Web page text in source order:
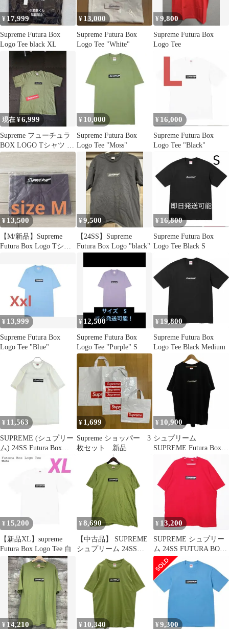
¥ 17,999
Supreme Futura Box
Logo Tee black XL
¥ 13,000
Supreme Futura Box
Logo Tee "White"
¥9,800
Supreme Futura Box
Logo Tee
現在 ¥6,999
Supreme フューチュラ
BOX LOGO Tシャツ オ
リーブ Mサイズ
¥ 10,000
Supreme Futura Box
Logo Tee "Moss"
¥ 16,000
Supreme Futura Box
Logo Tee "Black"
¥ 13,500
【M/新品】Supreme
Futura Box Logo Tシャ
¥9,500
【24SS】Supreme
Futura Box Logo "black"
¥ 16,800
Supreme Futura Box
Logo Tee Black S
¥ 13,999
Supreme Futura Box
Logo Tee "Blue"
¥ 12,500
Supreme Futura Box
Logo Tee "Purple" S
¥ 19,800
Supreme Futura Box
Logo Tee Black Medium
¥ 11,563
SUPREME (シュプリー
ム) 24SS Futura Box
Logo Tee フューチュラ
ボックスロゴ 半袖Tシ
¥ 1,699
Supreme ショッパー 3
枚セット 新品
¥ 10,900
シュプリーム
SUPREME Futura Box
Logo Tee ボックスロゴ
Tシャツ M 黒 ブラック
バックプリント 半袖 カ
ットソー /PP ■GY18
¥ 15,200
【新品XL】supreme
Futura Box Logo Tee 白
¥ 8,690
【中古品】 SUPREME
シュプリーム 24SS
FUTURA BOX LOGO
TEE フューチュラ ボッ
クス ロゴ Tシャツ トッ
プス 半袖 【149-
260529-ya-07-izu】
¥ 13,200
SUPREME シュプリー
ム 24SS FUTURA BOX
LOGO TEE フューチュ
ラ ボックス ロゴ Tシャ
ツ レッド ショートスリ
ーブ カットソー 半袖
サイズXL
¥ 14,210 ¥ 10,340 ¥ 9,300